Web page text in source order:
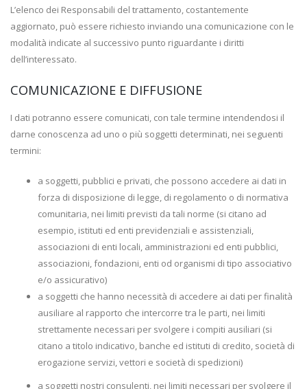
L’elenco dei Responsabili del trattamento, costantemente
aggiornato, può essere richiesto inviando una comunicazione con le
modalità indicate al successivo punto riguardante i diritti
dell’interessato.
COMUNICAZIONE E DIFFUSIONE
I dati potranno essere comunicati, con tale termine intendendosi il
darne conoscenza ad uno o più soggetti determinati, nei seguenti
termini:
a soggetti, pubblici e privati, che possono accedere ai dati in
forza di disposizione di legge, di regolamento o di normativa
comunitaria, nei limiti previsti da tali norme (si citano ad
esempio, istituti ed enti previdenziali e assistenziali,
associazioni di enti locali, amministrazioni ed enti pubblici,
associazioni, fondazioni, enti od organismi di tipo associativo
e/o assicurativo)
a soggetti che hanno necessità di accedere ai dati per finalità
ausiliare al rapporto che intercorre tra le parti, nei limiti
strettamente necessari per svolgere i compiti ausiliari (si
citano a titolo indicativo, banche ed istituti di credito, società di
erogazione servizi, vettori e società di spedizioni)
a soggetti nostri consulenti, nei limiti necessari per svolgere il